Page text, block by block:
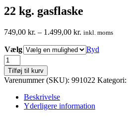
22 kg. gasflaske
749,00 kr. – 1.499,00 kr. Prisinterval:
til
inkl. moms
Vælg
Ryd
22
kg.
gasflaske
antal
Tilføj til kurv
Varenummer (SKU): 991022 Kategori:
Beskrivelse
Yderligere information